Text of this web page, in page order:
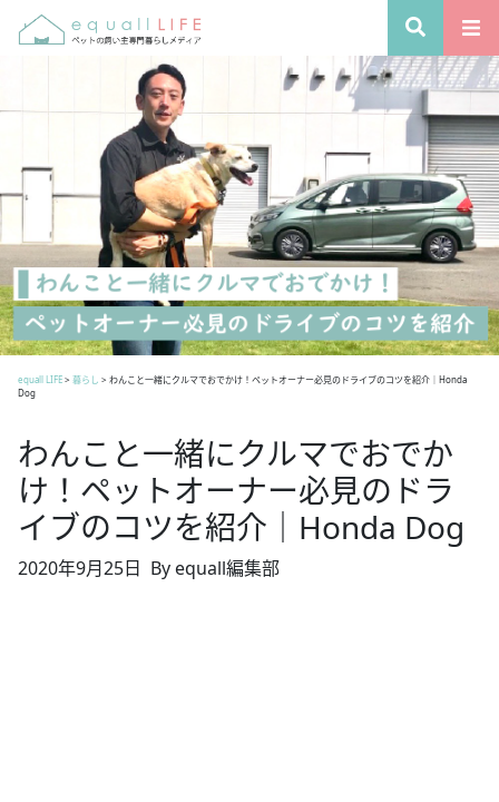
equall LIFE> 暮らし > わんこと一緒にクルマでおでかけ！ペットオーナー必見のドライブのコツを紹介｜Honda
Dog
わんこと一緒にクルマでおでか
け！ペットオーナー必見のドラ
イブのコツを紹介｜Honda Dog
2020年9月25日 By equall編集部